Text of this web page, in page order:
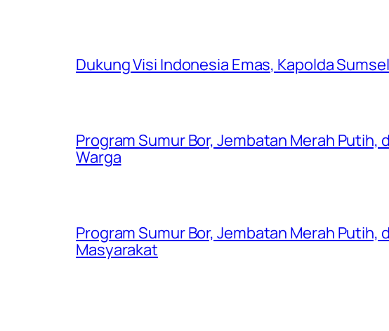
Dukung Visi Indonesia Emas, Kapolda
Program Sumur Bor, Jembatan Merah Putih,
Warga
Program Sumur Bor, Jembatan Merah Putih,
Masyarakat